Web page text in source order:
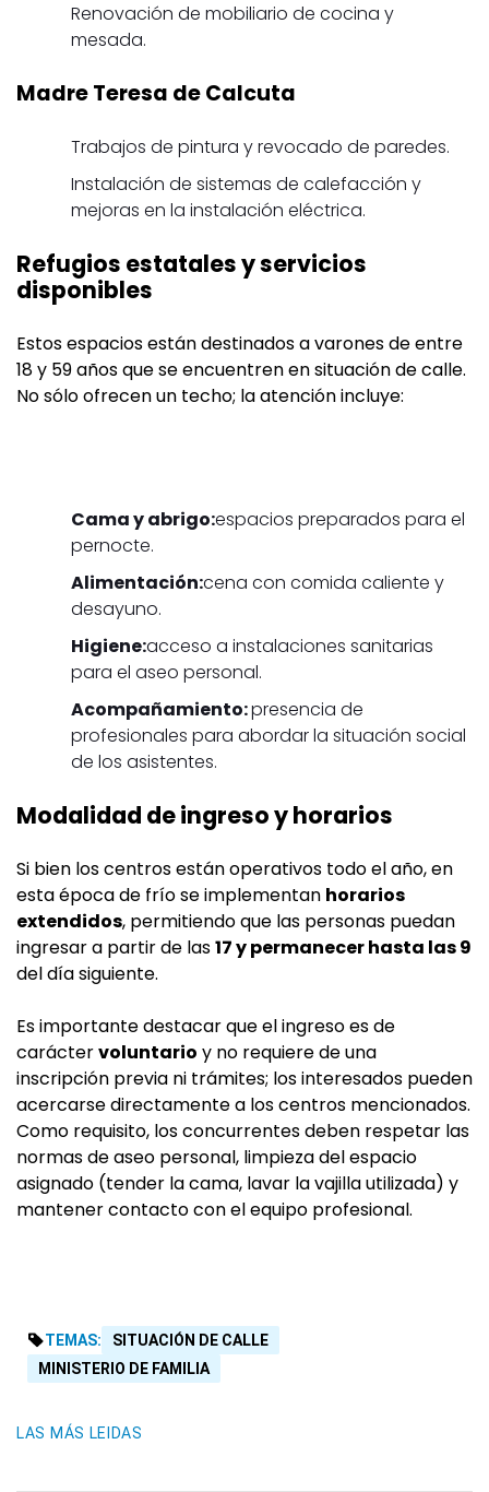
Renovación de mobiliario de cocina y
mesada.
Madre Teresa de Calcuta
Trabajos de pintura y revocado de paredes.
Instalación de sistemas de calefacción y
mejoras en la instalación eléctrica.
Refugios estatales y servicios
disponibles
Estos espacios están destinados a varones de entre
18 y 59 años que se encuentren en situación de calle.
No sólo ofrecen un techo; la atención incluye:
Cama y abrigo:espacios preparados para el
pernocte.
Alimentación:cena con comida caliente y
desayuno.
Higiene:acceso a instalaciones sanitarias
para el aseo personal.
Acompañamiento:presencia de
profesionales para abordar la situación social
de los asistentes.
Modalidad de ingreso y horarios
Si bien los centros están operativos todo el año, en
esta época de frío se implementan horarios
extendidos, permitiendo que las personas puedan
ingresar a partir de las17 y permanecer hasta las 9
del día siguiente.
Es importante destacar que el ingreso es de
caráctervoluntario y no requiere de una
inscripción previa ni trámites; los interesados pueden
acercarse directamente a los centros mencionados.
Como requisito, los concurrentes deben respetar las
normas de aseo personal, limpieza del espacio
asignado (tender la cama, lavar la vajilla utilizada) y
mantener contacto con el equipo profesional.
TEMAS:
SITUACIÓN DE CALLE
MINISTERIO DE FAMILIA
LAS MÁS LEIDAS